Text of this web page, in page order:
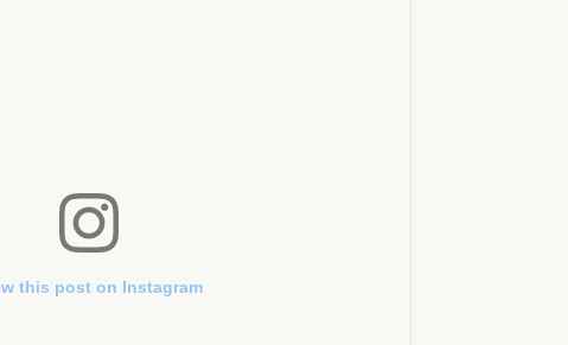
this post on Instagram